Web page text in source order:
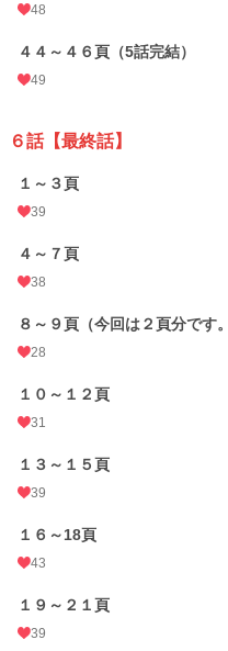
48
４４～４６頁（5話完結）
49
６話【最終話】
１～３頁
39
４～７頁
38
８～９頁（今回は２頁分です
28
１０～１２頁
31
１３～１５頁
39
１６～18頁
43
１９～２１頁
39